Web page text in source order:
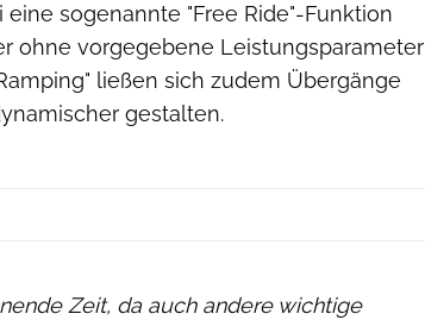
sogenannte "Free Ride"-Funktion
ohne vorgegebene Leistungsparameter
ließen sich zudem Übergänge
gestalten.
Zeit, da auch andere wichtige